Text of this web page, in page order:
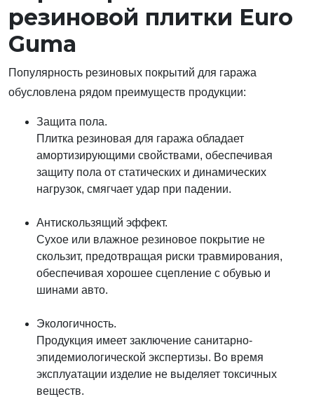
резиновой плитки Euro
Guma
Популярность резиновых покрытий для гаража
обусловлена рядом преимуществ продукции:
Защита пола.
Плитка резиновая для гаража обладает
амортизирующими свойствами, обеспечивая
защиту пола от статических и динамических
нагрузок, смягчает удар при падении.
Антискользящий эффект.
Сухое или влажное резиновое покрытие не
скользит, предотвращая риски травмирования,
обеспечивая хорошее сцепление с обувью и
шинами авто.
Экологичность.
Продукция имеет заключение санитарно-
эпидемиологической экспертизы. Во время
эксплуатации изделие не выделяет токсичных
веществ.